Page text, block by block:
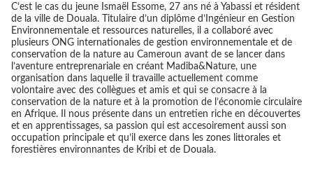
C’est le cas du jeune Ismaël Essome, 27 ans né à Yabassi et résident
de la ville de Douala. Titulaire d’un diplôme d’Ingénieur en Gestion
Environnementale et ressources naturelles, il a collaboré avec
plusieurs ONG internationales de gestion environnementale et de
conservation de la nature au Cameroun avant de se lancer dans
l’aventure entreprenariale en créant Madiba&Nature, une
organisation dans laquelle il travaille actuellement comme
volontaire avec des collègues et amis et qui se consacre à la
conservation de la nature et à la promotion de l’économie circulaire
en Afrique. Il nous présente dans un entretien riche en découvertes
et en apprentissages, sa passion qui est accesoirement aussi son
occupation principale et qu’il exerce dans les zones littorales et
forestières environnantes de Kribi et de Douala.